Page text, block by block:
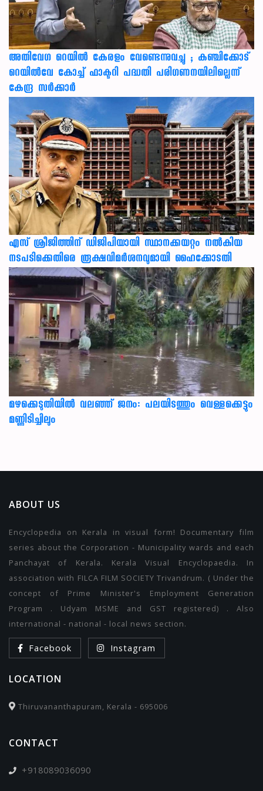
അതിവേഗ റെയിൽ കേരളം വേണ്ടെന്നുവച്ചു ; കഞ്ചിക്കോട്
റെയിൽവേ കോച്ച് ഫാക്ടറി പദ്ധതി പരിഗണനയിലില്ലെന്ന്
കേന്ദ്ര സർക്കാർ
എസ് ശ്രീജിത്തിന് ഡിജിപിയായി സ്ഥാനക്കയറ്റം നൽകിയ
നടപടിക്കെതിരെ രൂക്ഷവിമർശനവുമായി ഹൈക്കോടതി
മഴക്കെടുതിയിൽ വലഞ്ഞ് ജനം: പലയിടത്തും വെള്ളക്കെട്ടും
മണ്ണിടിച്ചിലും
ABOUT US
Encyclopedia on Kerala in visual form! Documentary film
series about the Corporation - Municipality wards and each
Panchayat of Kerala. Kerala Visual Encyclopaedia. In
association with FILCA FILM SOCIETY Trivandrum. ( Under the
concept of Prime Minister's Employment Generation
Program . Udyam MSME and GST registered) . Also
international - national - local news section.
Facebook Instagram
LOCATION
Thiruvananthapuram, Kerala - 695006
CONTACT
+918089036090